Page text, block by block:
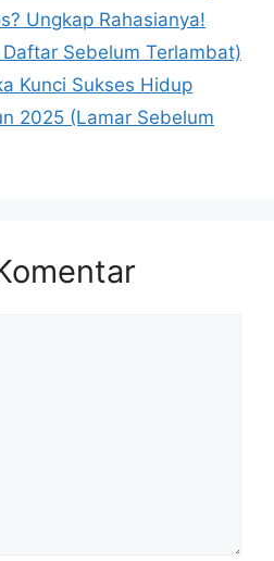
Ungkap Rahasianya!
Sebelum Terlambat)
Kunci Sukses Hidup
2025 (Lamar Sebelum